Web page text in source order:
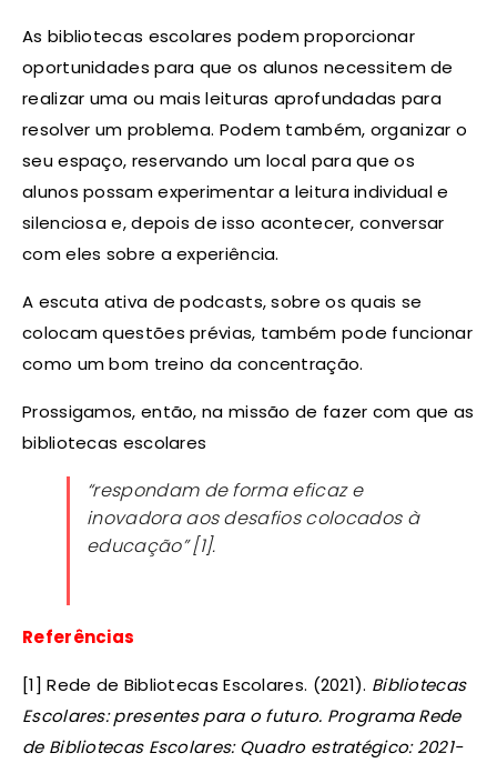
As bibliotecas escolares podem proporcionar
oportunidades para que os alunos necessitem de
realizar uma ou mais leituras aprofundadas para
resolver um problema. Podem também, organizar o
seu espaço, reservando um local para que os
alunos possam experimentar a leitura individual e
silenciosa e, depois de isso acontecer, conversar
com eles sobre a experiência.
A escuta ativa de podcasts, sobre os quais se
colocam questões prévias, também pode funcionar
como um bom treino da concentração.
Prossigamos, então, na missão de fazer com que as
bibliotecas escolares
“respondam de forma eficaz e
inovadora aos desafios colocados à
educação”[1].
Referências
[1] Rede de Bibliotecas Escolares. (2021). Bibliotecas
Escolares: presentes para o futuro. Programa Rede
de Bibliotecas Escolares: Quadro estratégico: 2021-